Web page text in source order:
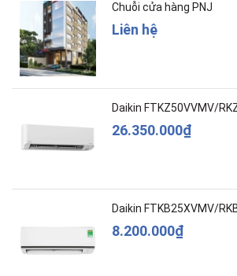
Chuỗi cửa hàng PNJ
Liên hệ
26.350.000₫
8.200.000₫